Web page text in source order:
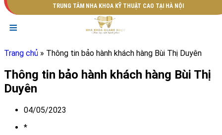
TRUNG TÂM NHA KHOA KỸ THUẬT CAO TẠI HÀ NỘI
≡
Trang chủ » Thông tin bảo hành khách hàng Bùi Thị Duyên
Thông tin bảo hành khách hàng Bùi Thị
Duyên
04/05/2023
*